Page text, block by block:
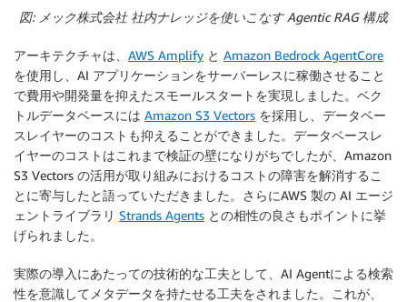
図: メック株式会社 社内ナレッジを使いこなす Agentic RAG 構成
アーキテクチャは、 AWS Amplify と Amazon Bedrock AgentCore
を使用し、AI アプリケーションをサーバーレスに稼働させること
で費用や開発量を抑えたスモールスタートを実現しました。ベク
トルデータベースには Amazon S3 Vectors を採用し、データベー
スレイヤーのコストも抑えることができました。データベースレ
イヤーのコストはこれまで検証の壁になりがちでしたが、Amazon
S3 Vectors の活用が取り組みにおけるコストの障害を解消するこ
とに寄与したと語っていただきました。さらにAWS 製の AI エージ
ェントライブラリ Strands Agents との相性の良さもポイントに挙
げられました。
実際の導入にあたっての技術的な工夫として、AI Agentによる検索
性を意識してメタデータを持たせる工夫をされました。これが、